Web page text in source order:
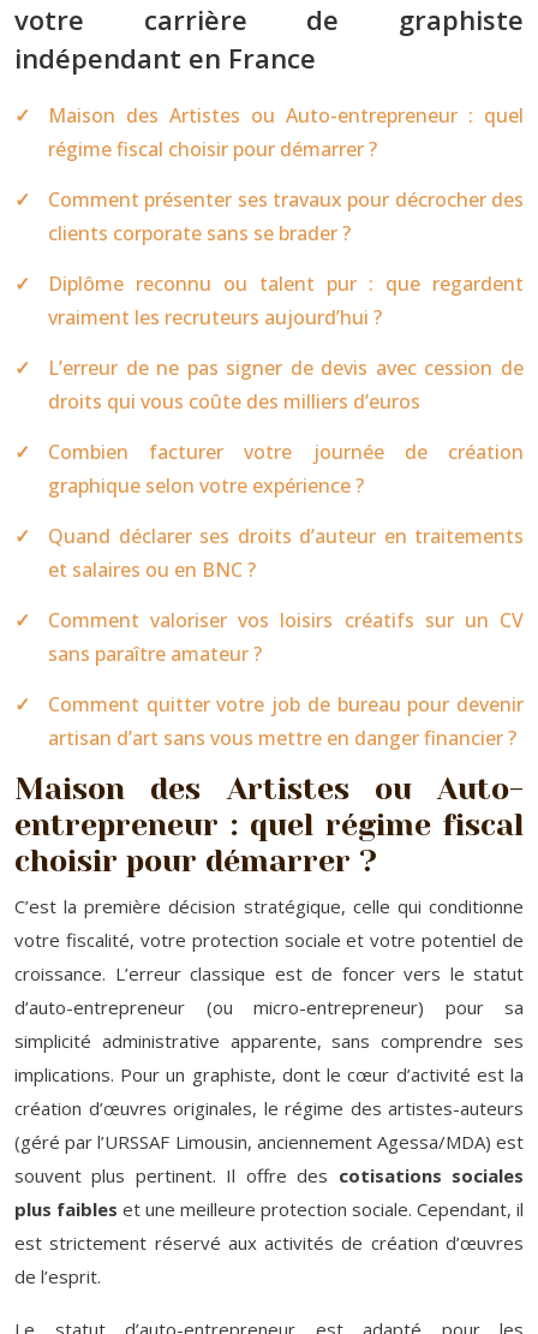
votre carrière de graphiste
indépendant en France
Maison des Artistes ou Auto-entrepreneur : quel
régime fiscal choisir pour démarrer ?
Comment présenter ses travaux pour décrocher des
clients corporate sans se brader ?
Diplôme reconnu ou talent pur : que regardent
vraiment les recruteurs aujourd’hui ?
L’erreur de ne pas signer de devis avec cession de
droits qui vous coûte des milliers d’euros
Combien facturer votre journée de création
graphique selon votre expérience ?
Quand déclarer ses droits d’auteur en traitements
et salaires ou en BNC ?
Comment valoriser vos loisirs créatifs sur un CV
sans paraître amateur ?
Comment quitter votre job de bureau pour devenir
artisan d’art sans vous mettre en danger financier ?
Maison des Artistes ou Auto-
entrepreneur : quel régime fiscal
choisir pour démarrer ?
C’est la première décision stratégique, celle qui conditionne
votre fiscalité, votre protection sociale et votre potentiel de
croissance. L’erreur classique est de foncer vers le statut
d’auto-entrepreneur (ou micro-entrepreneur) pour sa
simplicité administrative apparente, sans comprendre ses
implications. Pour un graphiste, dont le cœur d’activité est la
création d’œuvres originales, le régime des artistes-auteurs
(géré par l’URSSAF Limousin, anciennement Agessa/MDA) est
souvent plus pertinent. Il offre des cotisations sociales
plus faibles et une meilleure protection sociale. Cependant, il
est strictement réservé aux activités de création d’œuvres
de l’esprit.
Le statut d’auto-entrepreneur est adapté pour les